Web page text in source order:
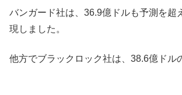
バンガード社は、36.9億ドルも予測を超
現しました。
他方でブラックロック社は、38.6億ドル